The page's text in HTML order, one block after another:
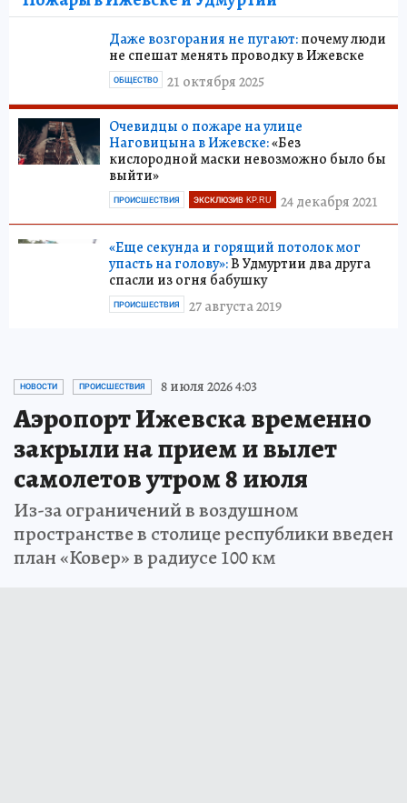
Даже возгорания не пугают:почему люди
не спешат менять проводку в Ижевске
21 октября 2025
ОБЩЕСТВО
Очевидцы о пожаре на улице
Наговицына в Ижевске:«Без
кислородной маски невозможно было бы
выйти»
24 декабря 2021
ПРОИСШЕСТВИЯ ЭКСКЛЮЗИВ KP.RU
«Еще секунда и горящий потолок мог
упасть на голову»:В Удмуртии два друга
спасли из огня бабушку
27 августа 2019
ПРОИСШЕСТВИЯ
НОВОСТИ ПРОИСШЕСТВИЯ 8 июля 2026 4:03
Аэропорт Ижевска временно
закрыли на прием и вылет
самолетов утром 8 июля
Из-за ограничений в воздушном
пространстве в столице республики введен
план «Ковер» в радиусе 100 км